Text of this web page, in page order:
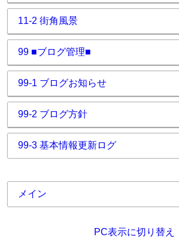
11-2 街角風景
99 ■ブログ管理■
99-1 ブログお知らせ
99-2 ブログ方針
99-3 基本情報更新ログ
メイン
PC表示に切り替え